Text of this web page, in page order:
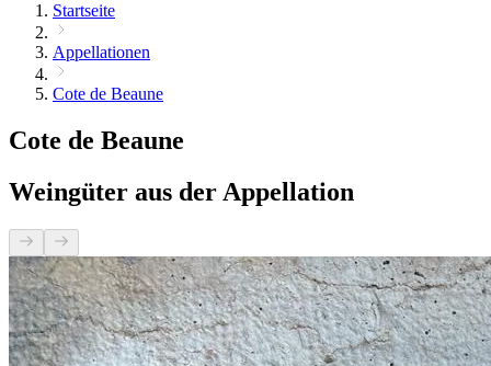
Startseite
Appellationen
Cote de Beaune
Cote de Beaune
Weingüter aus der Appellation